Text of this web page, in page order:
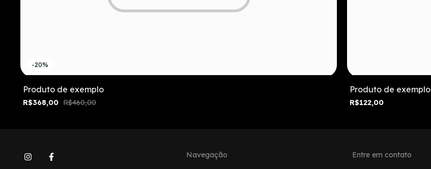
-20%
Produto de exemplo
R$368,00 R$460,00
Produto de exemplo
R$122,00
Navegação Entre em contato